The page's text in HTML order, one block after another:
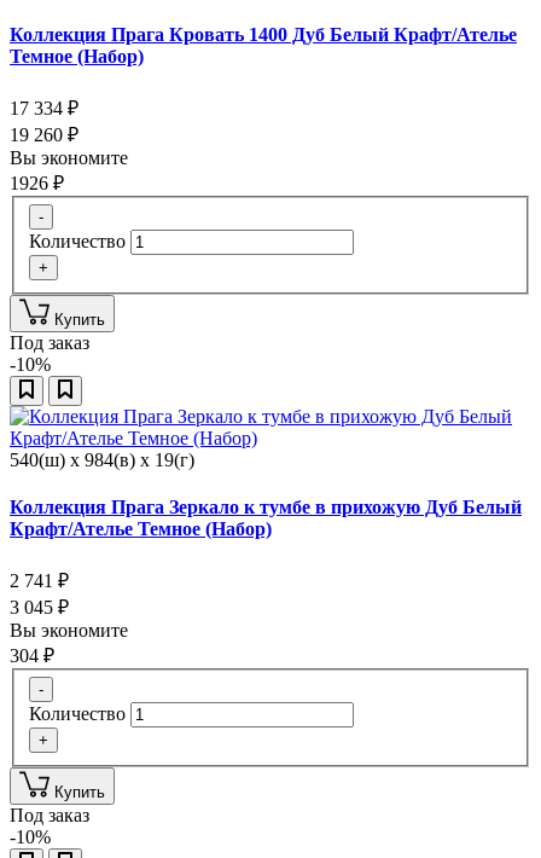
Коллекция Прага Кровать 1400 Дуб Белый Крафт/Ателье
Темное (Набор)
17 334 ₽
19 260 ₽
Вы экономите
1926 ₽
-
Количество
+
Купить
Под заказ
-10%
540(ш) x 984(в) x 19(г)
Коллекция Прага Зеркало к тумбе в прихожую Дуб Белый
Крафт/Ателье Темное (Набор)
2 741 ₽
3 045 ₽
Вы экономите
304 ₽
-
Количество
+
Купить
Под заказ
-10%